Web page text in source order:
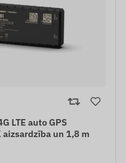
LTE auto GPS
un 1,8 m